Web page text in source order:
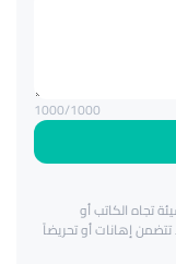
1000/1000
تجاه الكاتب أو
تتضمن إهانات أو تحريضاً